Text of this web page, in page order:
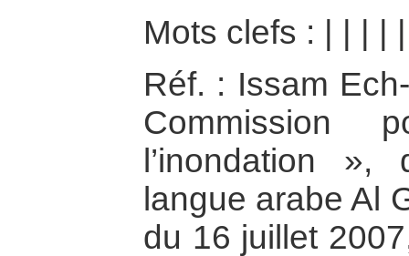
Mots clefs :
Réf. : Issam
l’inondation
langue arabe Al
du 16 juillet